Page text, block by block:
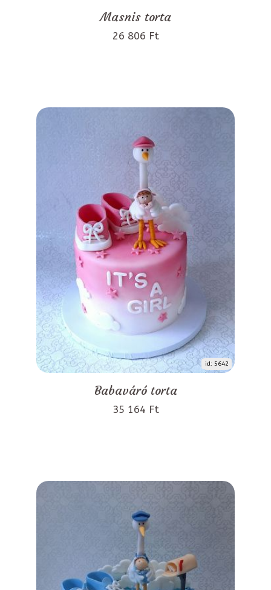
Masnis torta
26 806 Ft
id: 5642
Babaváró torta
35 164 Ft